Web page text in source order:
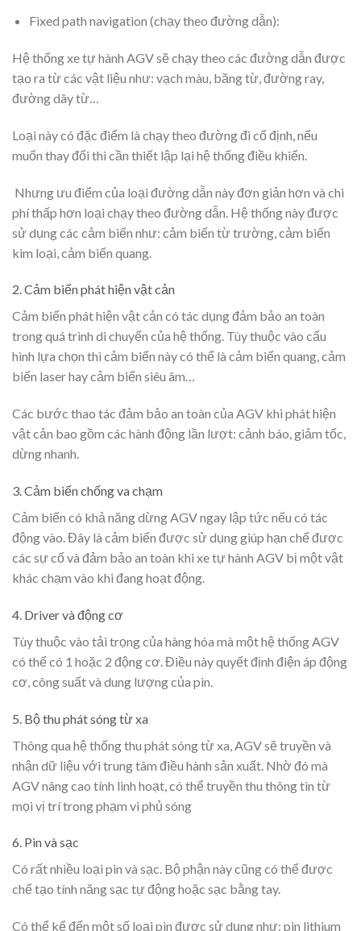
Fixed path navigation (chạy theo đường dẫn):
Hệ thống xe tự hành AGV sẽ chạy theo các đường dẫn được
tạo ra từ các vật liệu như: vạch màu, băng từ, đường ray,
đường dây từ…
Loại này có đặc điểm là chạy theo đường đi cố định, nếu
muốn thay đổi thì cần thiết lập lại hệ thống điều khiển.
Nhưng ưu điểm của loại đường dẫn này đơn giản hơn và chi
phí thấp hơn loại chạy theo đường dẫn. Hệ thống này được
sử dụng các cảm biến như: cảm biến từ trường, cảm biến
kim loại, cảm biến quang.
2. Cảm biến phát hiện vật cản
Cảm biến phát hiện vật cản có tác dụng đảm bảo an toàn
trong quá trình di chuyển của hệ thống. Tùy thuộc vào cấu
hình lựa chọn thì cảm biến này có thể là cảm biến quang, cảm
biến laser hay cảm biến siêu âm…
Các bước thao tác đảm bảo an toàn của AGV khi phát hiện
vật cản bao gồm các hành động lần lượt: cảnh báo, giảm tốc,
dừng nhanh.
3. Cảm biến chống va chạm
Cảm biến có khả năng dừng AGV ngay lập tức nếu có tác
động vào. Đây là cảm biến được sử dụng giúp hạn chế được
các sự cố và đảm bảo an toàn khi xe tự hành AGV bị một vật
khác chạm vào khi đang hoạt động.
4. Driver và động cơ
Tùy thuộc vào tải trọng của hàng hóa mà một hệ thống AGV
có thể có 1 hoặc 2 động cơ. Điều này quyết định điện áp động
cơ, công suất và dung lượng của pin.
5. Bộ thu phát sóng từ xa
Thông qua hệ thống thu phát sóng từ xa, AGV sẽ truyền và
nhận dữ liệu với trung tâm điều hành sản xuất. Nhờ đó mà
AGV nâng cao tính linh hoạt, có thể truyền thu thông tin từ
mọi vị trí trong phạm vi phủ sóng
6. Pin và sạc
Có rất nhiều loại pin và sạc. Bộ phận này cũng có thể được
chế tạo tính năng sạc tự động hoặc sạc bằng tay.
Có thể kể đến một số loại pin được sử dụng như: pin lithium